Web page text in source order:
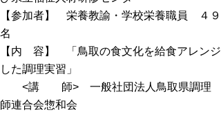
【参加者】 栄養教諭・学校栄養職員 ４９
名
【内 容】 「鳥取の食文化を給食アレンジ
した調理実習」
<講 師> 一般社団法人鳥取県調理
師連合会惣和会